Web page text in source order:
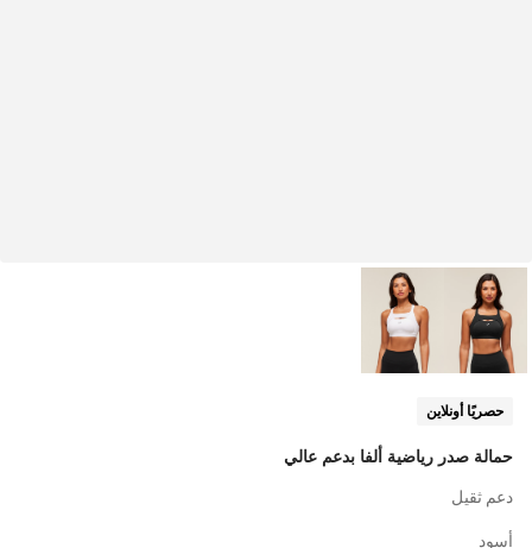
حصريًا أونلاين
حمالة صدر رياضية ألفا بدعم عالي
دعم ثقيل
أسود